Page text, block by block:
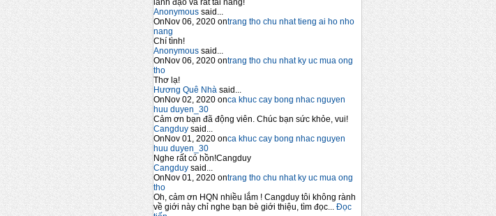
lãnh đạo và rất tài năng!
Anonymous said...
OnNov 06, 2020 ontrang tho chu nhat tieng ai ho nho
nang
Chí tình!
Anonymous said...
OnNov 06, 2020 ontrang tho chu nhat ky uc mua ong
tho
Thơ lạ!
Hương Quê Nhà said...
OnNov 02, 2020 onca khuc cay bong nhac nguyen
huu duyen_30
Cảm ơn bạn đã động viên. Chúc bạn sức khỏe, vui!
Cangduy said...
OnNov 01, 2020 onca khuc cay bong nhac nguyen
huu duyen_30
Nghe rất có hồn!Cangduy
Cangduy said...
OnNov 01, 2020 ontrang tho chu nhat ky uc mua ong
tho
Oh, cảm ơn HQN nhiều lắm ! Cangduy tôi không rành
về giới này chỉ nghe bạn bè giới thiệu, tìm đọc... Đọc